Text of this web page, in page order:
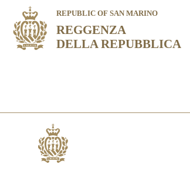
REPUBLIC OF SAN MARINO
REGGENZA
DELLA REPUBBLICA